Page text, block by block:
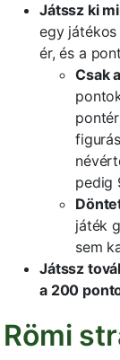
Játssz ki
egy
ér, és a
Csak
pedig
játék
sem
Játssz
a 200
Römi